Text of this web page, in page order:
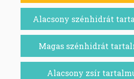
Alacsony szénhidrát
Magas szénhidrát
Alacsony zsír